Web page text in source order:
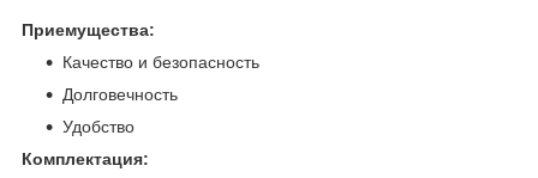
Приемущества:
Качество и безопасность
Долговечность
Удобство
Комплектация: